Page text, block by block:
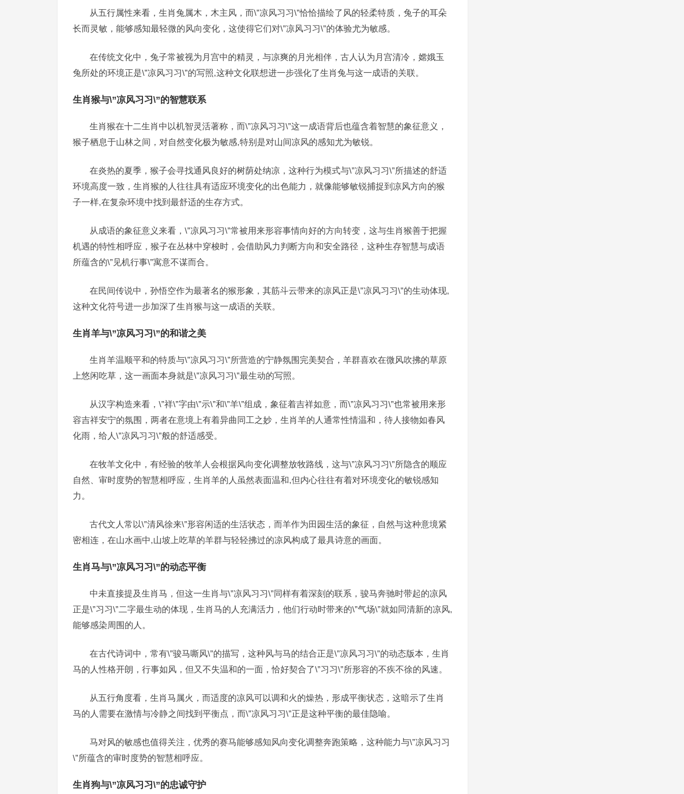
从五行属性来看，生肖兔属木，木主风，而\”凉风习习\”恰恰描绘了风的轻柔特质，兔子的耳朵
长而灵敏，能够感知最轻微的风向变化，这使得它们对\”凉风习习\”的体验尤为敏感。
在传统文化中，兔子常被视为月宫中的精灵，与凉爽的月光相伴，古人认为月宫清冷，嫦娥玉
兔所处的环境正是\”凉风习习\”的写照,这种文化联想进一步强化了生肖兔与这一成语的关联。
生肖猴与\”凉风习习\”的智慧联系
生肖猴在十二生肖中以机智灵活著称，而\”凉风习习\”这一成语背后也蕴含着智慧的象征意义，
猴子栖息于山林之间，对自然变化极为敏感,特别是对山间凉风的感知尤为敏锐。
在炎热的夏季，猴子会寻找通风良好的树荫处纳凉，这种行为模式与\”凉风习习\”所描述的舒适
环境高度一致，生肖猴的人往往具有适应环境变化的出色能力，就像能够敏锐捕捉到凉风方向的猴
子一样,在复杂环境中找到最舒适的生存方式。
从成语的象征意义来看，\”凉风习习\”常被用来形容事情向好的方向转变，这与生肖猴善于把握
机遇的特性相呼应，猴子在丛林中穿梭时，会借助风力判断方向和安全路径，这种生存智慧与成语
所蕴含的\”见机行事\”寓意不谋而合。
在民间传说中，孙悟空作为最著名的猴形象，其筋斗云带来的凉风正是\”凉风习习\”的生动体现,
这种文化符号进一步加深了生肖猴与这一成语的关联。
生肖羊与\”凉风习习\”的和谐之美
生肖羊温顺平和的特质与\”凉风习习\”所营造的宁静氛围完美契合，羊群喜欢在微风吹拂的草原
上悠闲吃草，这一画面本身就是\”凉风习习\”最生动的写照。
从汉字构造来看，\”祥\”字由\”示\”和\”羊\”组成，象征着吉祥如意，而\”凉风习习\”也常被用来形
容吉祥安宁的氛围，两者在意境上有着异曲同工之妙，生肖羊的人通常性情温和，待人接物如春风
化雨，给人\”凉风习习\”般的舒适感受。
在牧羊文化中，有经验的牧羊人会根据风向变化调整放牧路线，这与\”凉风习习\”所隐含的顺应
自然、审时度势的智慧相呼应，生肖羊的人虽然表面温和,但内心往往有着对环境变化的敏锐感知
力。
古代文人常以\”清风徐来\”形容闲适的生活状态，而羊作为田园生活的象征，自然与这种意境紧
密相连，在山水画中,山坡上吃草的羊群与轻轻拂过的凉风构成了最具诗意的画面。
生肖马与\”凉风习习\”的动态平衡
中未直接提及生肖马，但这一生肖与\”凉风习习\”同样有着深刻的联系，骏马奔驰时带起的凉风
正是\”习习\”二字最生动的体现，生肖马的人充满活力，他们行动时带来的\”气场\”就如同清新的凉风,
能够感染周围的人。
在古代诗词中，常有\”骏马嘶风\”的描写，这种风与马的结合正是\”凉风习习\”的动态版本，生肖
马的人性格开朗，行事如风，但又不失温和的一面，恰好契合了\”习习\”所形容的不疾不徐的风速。
从五行角度看，生肖马属火，而适度的凉风可以调和火的燥热，形成平衡状态，这暗示了生肖
马的人需要在激情与冷静之间找到平衡点，而\”凉风习习\”正是这种平衡的最佳隐喻。
马对风的敏感也值得关注，优秀的赛马能够感知风向变化调整奔跑策略，这种能力与\”凉风习习
\”所蕴含的审时度势的智慧相呼应。
生肖狗与\”凉风习习\”的忠诚守护